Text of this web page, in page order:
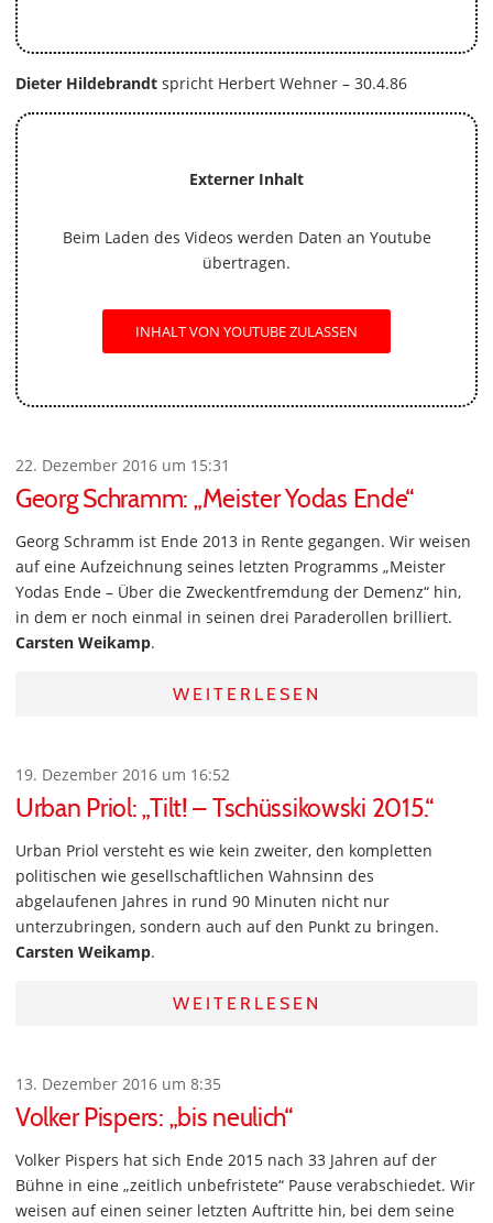
Dieter Hildebrandt spricht Herbert Wehner – 30.4.86
Externer Inhalt
Beim Laden des Videos werden Daten an Youtube
übertragen.
INHALT VON YOUTUBE ZULASSEN
22. Dezember 2016 um 15:31
Georg Schramm: „Meister Yodas Ende“
Georg Schramm ist Ende 2013 in Rente gegangen. Wir weisen
auf eine Aufzeichnung seines letzten Programms „Meister
Yodas Ende – Über die Zweckentfremdung der Demenz“ hin,
in dem er noch einmal in seinen drei Paraderollen brilliert.
Carsten Weikamp.
WEITERLESEN
19. Dezember 2016 um 16:52
Urban Priol: „Tilt! – Tschüssikowski 2015.“
Urban Priol versteht es wie kein zweiter, den kompletten
politischen wie gesellschaftlichen Wahnsinn des
abgelaufenen Jahres in rund 90 Minuten nicht nur
unterzubringen, sondern auch auf den Punkt zu bringen.
Carsten Weikamp.
WEITERLESEN
13. Dezember 2016 um 8:35
Volker Pispers: „bis neulich“
Volker Pispers hat sich Ende 2015 nach 33 Jahren auf der
Bühne in eine „zeitlich unbefristete“ Pause verabschiedet. Wir
weisen auf einen seiner letzten Auftritte hin, bei dem seine